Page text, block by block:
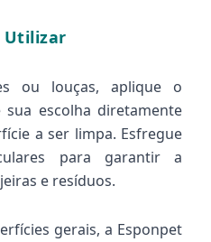
Utilizar
ou louças, aplique o
escolha diretamente
a ser limpa. Esfregue
para garantir a
e resíduos.
gerais, a Esponpet